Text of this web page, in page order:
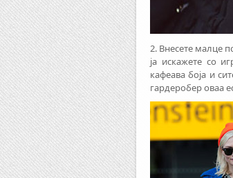
2. Внесете малце
ја искажете со
кафеава боја и
гардеробер оваа